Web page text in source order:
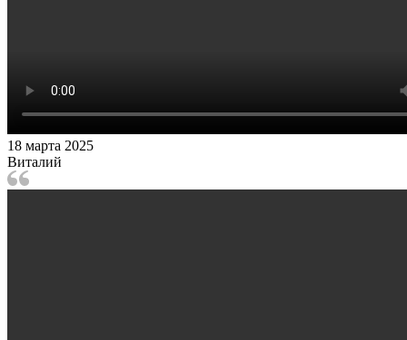
18 марта 2025
Виталий